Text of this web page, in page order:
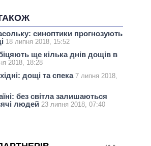
синоптики прогнозують
18 липня 2018, 15:52
ще кілька днів дощів в
2018, 18:28
дощі та спека 7 липня 2018,
без світла залишаються
людей 23 липня 2018, 07:40